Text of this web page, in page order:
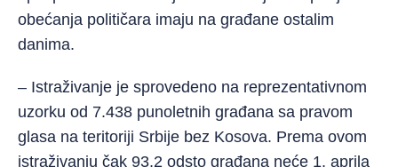
obećanja političara imaju na građane ostalim
danima.
– Istraživanje je sprovedeno na reprezentativnom
uzorku od 7.438 punoletnih građana sa pravom
glasa na teritoriji Srbije bez Kosova. Prema ovom
istraživanju čak 93,2 odsto građana neće 1. aprila